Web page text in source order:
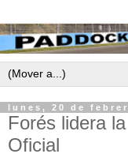
lunes, 20 de
Forés lidera
Oficial